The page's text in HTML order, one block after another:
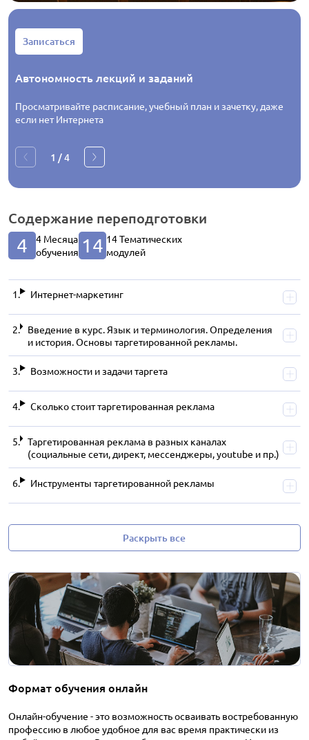
Записаться
Автономность лекций и заданий
Просматривайте расписание, учебный план и зачетку, даже
если нет Интернета
1 /4
Содержание переподготовки
4
4 Месяца
обучения 14 14 Тематических
модулей
Интернет-маркетинг
Введение в курс. Язык и терминология. Определения
и история. Основы таргетированной рекламы.
Возможности и задачи таргета
Сколько стоит таргетированная реклама
Таргетированная реклама в разных каналах
(социальные сети, директ, мессенджеры, youtube и пр.)
Инструменты таргетированной рекламы
Раскрыть все
Формат обучения онлайн
Онлайн-обучение - это возможность осваивать востребованную
профессию в любое удобное для вас время практически из